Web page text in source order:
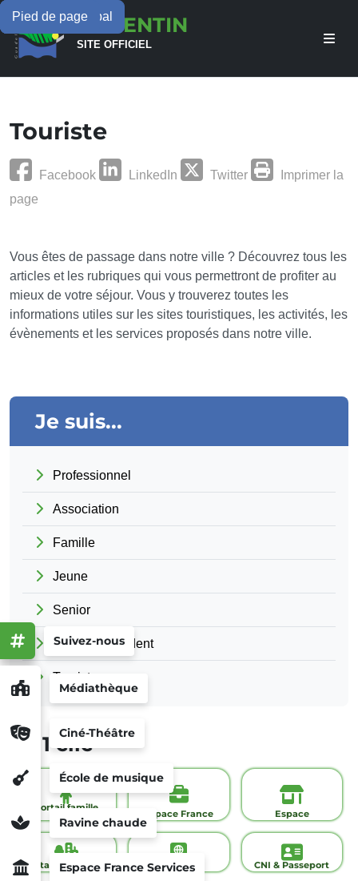
Menu principal
Contenu principal
Pied de pageLAMENTIN
SITE OFFICIEL
Médiathèque
Ciné-Théâtre
École de musique
Ravine chaude
Espace France Services
Suivez-nous
Touriste
Facebook LinkedIn Twitter
Imprimer la
page
Vous êtes de passage dans notre ville ? Découvrez tous les
articles et les rubriques qui vous permettront de profiter au
mieux de votre séjour. Vous y trouverez toutes les
informations utiles sur les sites touristiques, les activités, les
évènements et les services proposés dans notre ville.
Je suis...
Professionnel
Association
Famille
Jeune
Senior
Nouveau résident
Touriste
En 1 clic
Portail famille
Espace France
Espace
Portail urbanisme État-civil CNI & Passeport